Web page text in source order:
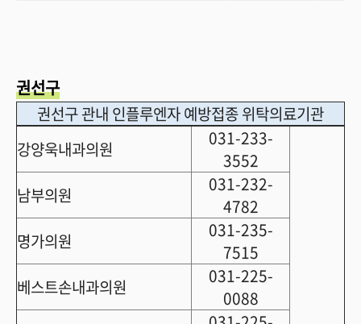
권선구
권선구 관내 인플루엔자 예방접종 위탁의료기관
강양욱내과의원
031-233-
3552
남부의원
031-232-
4782
명가의원
031-235-
7515
베스트손내과의원
031-225-
0088